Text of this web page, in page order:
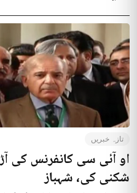
تازہ خبریں
او آئی سی کانفرنس کی
شکنی کی، شہباز